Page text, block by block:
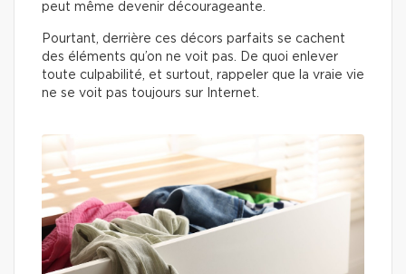
peut même devenir décourageante.
Pourtant, derrière ces décors parfaits se cachent
des éléments qu’on ne voit pas. De quoi enlever
toute culpabilité, et surtout, rappeler que la vraie vie
ne se voit pas toujours sur Internet.